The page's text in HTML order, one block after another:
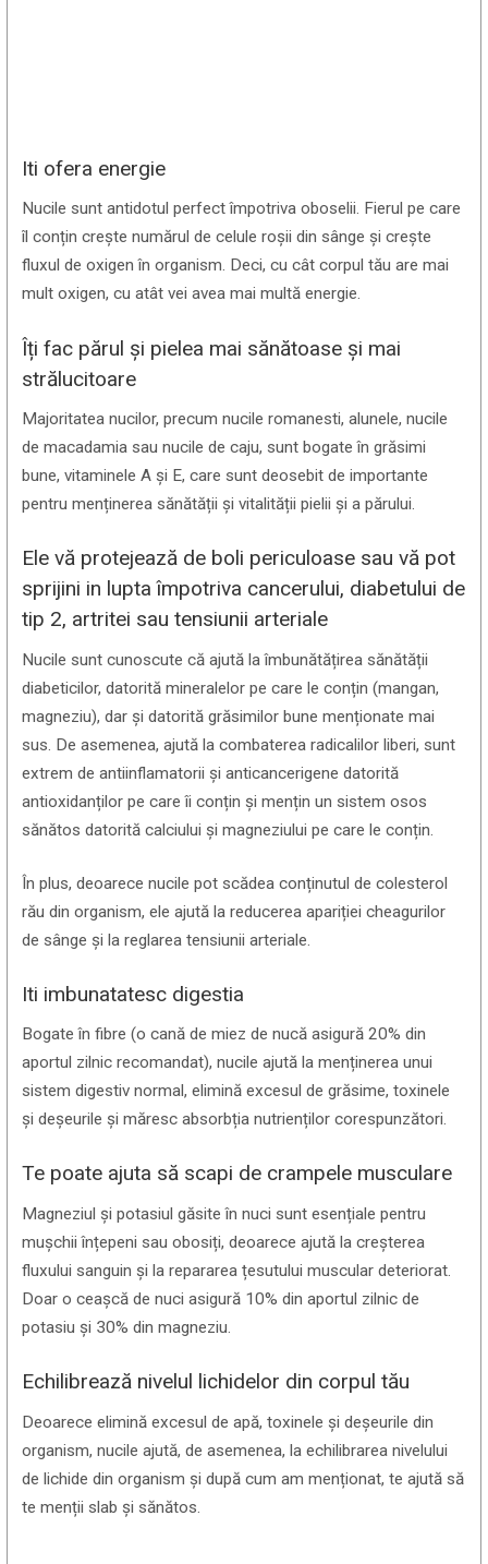
Iti ofera energie
Nucile sunt antidotul perfect împotriva oboselii. Fierul pe care
îl conțin crește numărul de celule roșii din sânge și crește
fluxul de oxigen în organism. Deci, cu cât corpul tău are mai
mult oxigen, cu atât vei avea mai multă energie.
Îți fac părul și pielea mai sănătoase și mai
strălucitoare
Majoritatea nucilor, precum nucile romanesti, alunele, nucile
de macadamia sau nucile de caju, sunt bogate în grăsimi
bune, vitaminele A și E, care sunt deosebit de importante
pentru menținerea sănătății și vitalității pielii și a părului.
Ele vă protejează de boli periculoase sau vă pot
sprijini in lupta împotriva cancerului, diabetului de
tip 2, artritei sau tensiunii arteriale
Nucile sunt cunoscute că ajută la îmbunătățirea sănătății
diabeticilor, datorită mineralelor pe care le conțin (mangan,
magneziu), dar și datorită grăsimilor bune menționate mai
sus. De asemenea, ajută la combaterea radicalilor liberi, sunt
extrem de antiinflamatorii și anticancerigene datorită
antioxidanților pe care îi conțin și mențin un sistem osos
sănătos datorită calciului și magneziului pe care le conțin.
În plus, deoarece nucile pot scădea conținutul de colesterol
rău din organism, ele ajută la reducerea apariției cheagurilor
de sânge și la reglarea tensiunii arteriale.
Iti imbunatatesc digestia
Bogate în fibre (o cană de miez de nucă asigură 20% din
aportul zilnic recomandat), nucile ajută la menținerea unui
sistem digestiv normal, elimină excesul de grăsime, toxinele
și deșeurile și măresc absorbția nutrienților corespunzători.
Te poate ajuta să scapi de crampele musculare
Magneziul și potasiul găsite în nuci sunt esențiale pentru
mușchii înțepeni sau obosiți, deoarece ajută la creșterea
fluxului sanguin și la repararea țesutului muscular deteriorat.
Doar o ceașcă de nuci asigură 10% din aportul zilnic de
potasiu și 30% din magneziu.
Echilibrează nivelul lichidelor din corpul tău
Deoarece elimină excesul de apă, toxinele și deșeurile din
organism, nucile ajută, de asemenea, la echilibrarea nivelului
de lichide din organism și după cum am menționat, te ajută să
te menții slab și sănătos.